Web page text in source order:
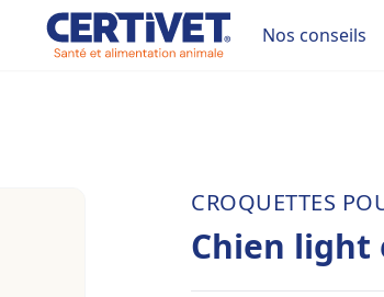
Nos conseils
CROQUETTES
Chien light